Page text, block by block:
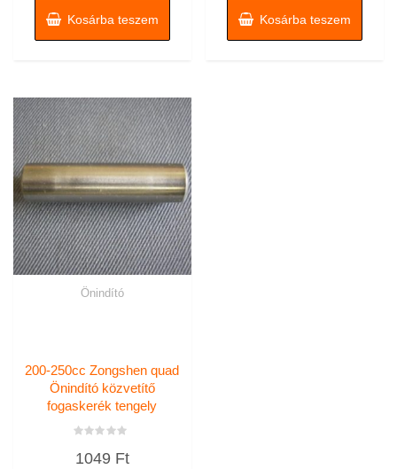
Kosárba teszem Kosárba teszem
Önindító
200-250cc Zongshen quad
Önindító közvetítő
fogaskerék tengely
01049 Ft